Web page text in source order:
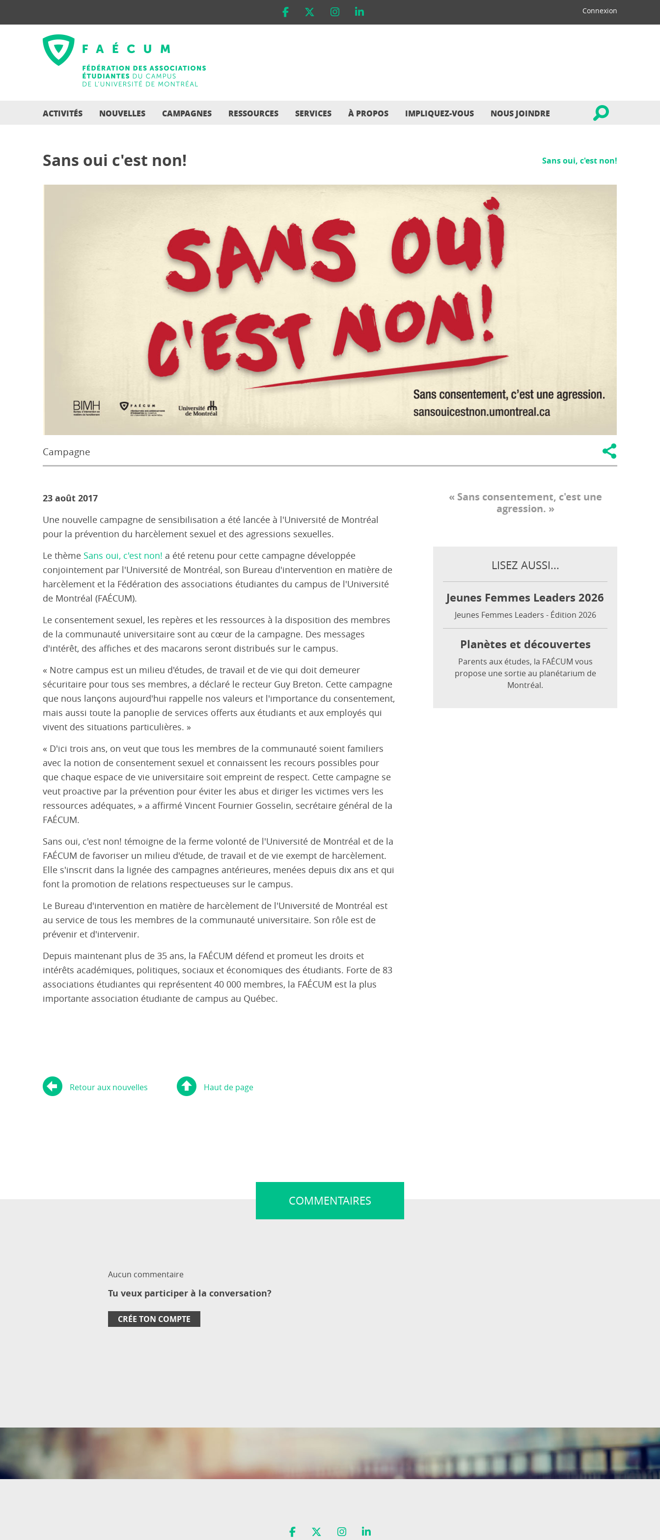
Connexion
ACTIVITÉS NOUVELLES CAMPAGNES RESSOURCES SERVICES À PROPOS IMPLIQUEZ-VOUS NOUS JOINDRE
Sans oui c'est non! Sans oui, c'est non!
Campagne
23 août 2017
Une nouvelle campagne de sensibilisation a été lancée à l'Université de Montréal
pour la prévention du harcèlement sexuel et des agressions sexuelles.
Le thème Sans oui, c'est non! a été retenu pour cette campagne développée
conjointement par l'Université de Montréal, son Bureau d'intervention en matière de
harcèlement et la Fédération des associations étudiantes du campus de l'Université
de Montréal (FAÉCUM).
Le consentement sexuel, les repères et les ressources à la disposition des membres
de la communauté universitaire sont au cœur de la campagne. Des messages
d'intérêt, des affiches et des macarons seront distribués sur le campus.
« Notre campus est un milieu d'études, de travail et de vie qui doit demeurer
sécuritaire pour tous ses membres, a déclaré le recteur Guy Breton. Cette campagne
que nous lançons aujourd'hui rappelle nos valeurs et l'importance du consentement,
mais aussi toute la panoplie de services offerts aux étudiants et aux employés qui
vivent des situations particulières. »
« D'ici trois ans, on veut que tous les membres de la communauté soient familiers
avec la notion de consentement sexuel et connaissent les recours possibles pour
que chaque espace de vie universitaire soit empreint de respect. Cette campagne se
veut proactive par la prévention pour éviter les abus et diriger les victimes vers les
ressources adéquates, » a affirmé Vincent Fournier Gosselin, secrétaire général de la
FAÉCUM.
Sans oui, c'est non! témoigne de la ferme volonté de l'Université de Montréal et de la
FAÉCUM de favoriser un milieu d'étude, de travail et de vie exempt de harcèlement.
Elle s'inscrit dans la lignée des campagnes antérieures, menées depuis dix ans et qui
font la promotion de relations respectueuses sur le campus.
Le Bureau d'intervention en matière de harcèlement de l'Université de Montréal est
au service de tous les membres de la communauté universitaire. Son rôle est de
prévenir et d'intervenir.
Depuis maintenant plus de 35 ans, la FAÉCUM défend et promeut les droits et
intérêts académiques, politiques, sociaux et économiques des étudiants. Forte de 83
associations étudiantes qui représentent 40 000 membres, la FAÉCUM est la plus
importante association étudiante de campus au Québec.
Sans consentement, c'est une
agression.
LISEZ AUSSI...
Jeunes Femmes Leaders 2026
Jeunes Femmes Leaders - Édition 2026
Planètes et découvertes
Parents aux études, la FAÉCUM vous
propose une sortie au planétarium de
Montréal.
Retour aux nouvelles Haut de page
COMMENTAIRES
Aucun commentaire
Tu veux participer à la conversation?
CRÉE TON COMPTE